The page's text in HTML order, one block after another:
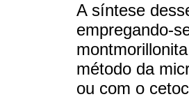
A síntese
empregando-
método da
ou com o